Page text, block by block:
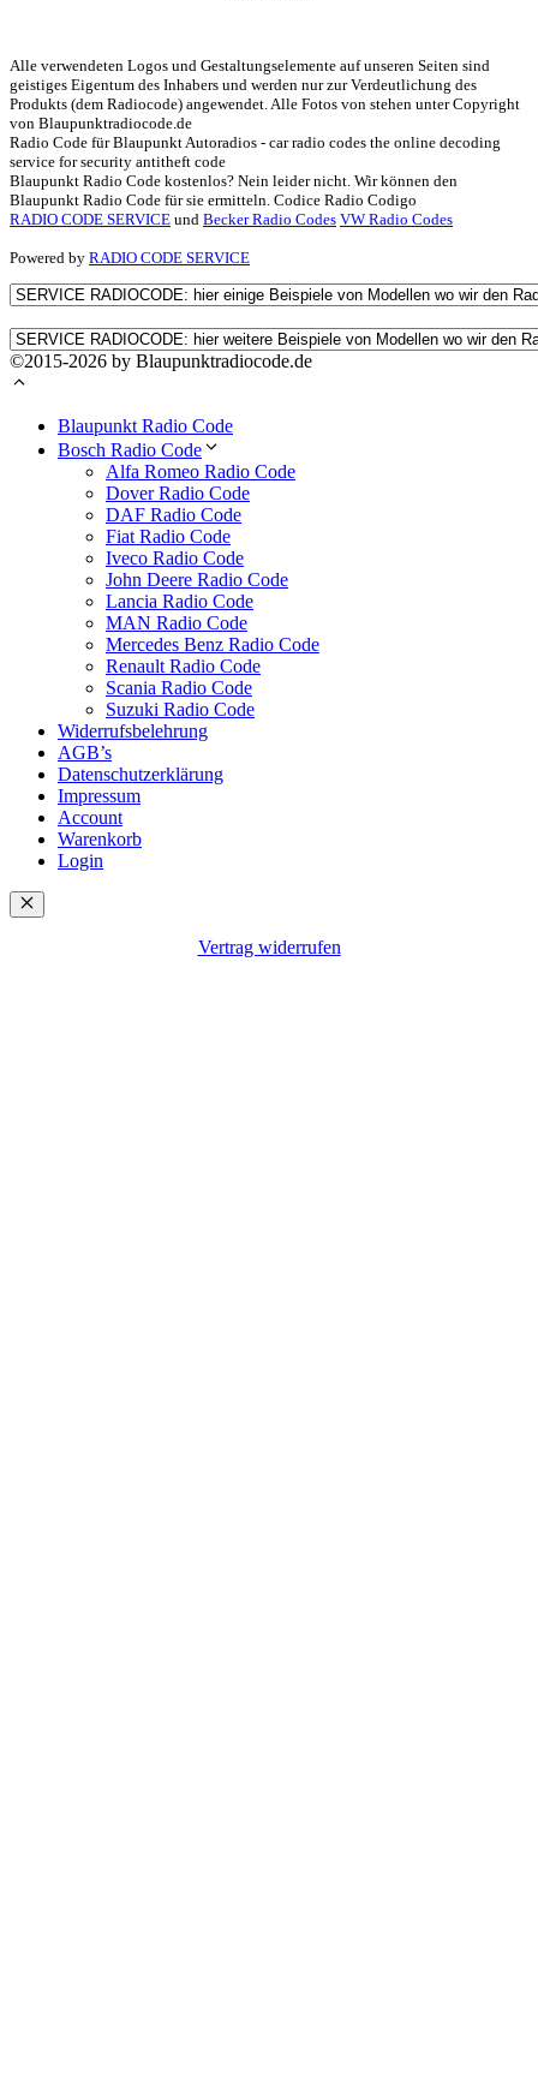
Alle verwendeten Logos und Gestaltungselemente auf unseren Seiten sind
geistiges Eigentum des Inhabers und werden nur zur Verdeutlichung des
Produkts (dem Radiocode) angewendet. Alle Fotos von stehen unter Copyright
von Blaupunktradiocode.de
Radio Code für Blaupunkt Autoradios - car radio codes the online decoding
service for security antitheft code
Blaupunkt Radio Code kostenlos? Nein leider nicht. Wir können den
Blaupunkt Radio Code für sie ermitteln. Codice Radio Codigo
RADIO CODE SERVICE und Becker Radio Codes VW Radio Codes
Powered by RADIO CODE SERVICE
©2015-2026 by Blaupunktradiocode.de
Blaupunkt Radio Code
Bosch Radio Code
Alfa Romeo Radio Code
Dover Radio Code
DAF Radio Code
Fiat Radio Code
Iveco Radio Code
John Deere Radio Code
Lancia Radio Code
MAN Radio Code
Mercedes Benz Radio Code
Renault Radio Code
Scania Radio Code
Suzuki Radio Code
Widerrufsbelehrung
AGB’s
Datenschutzerklärung
Impressum
Account
Warenkorb
Login
Schließen
Vertrag widerrufen